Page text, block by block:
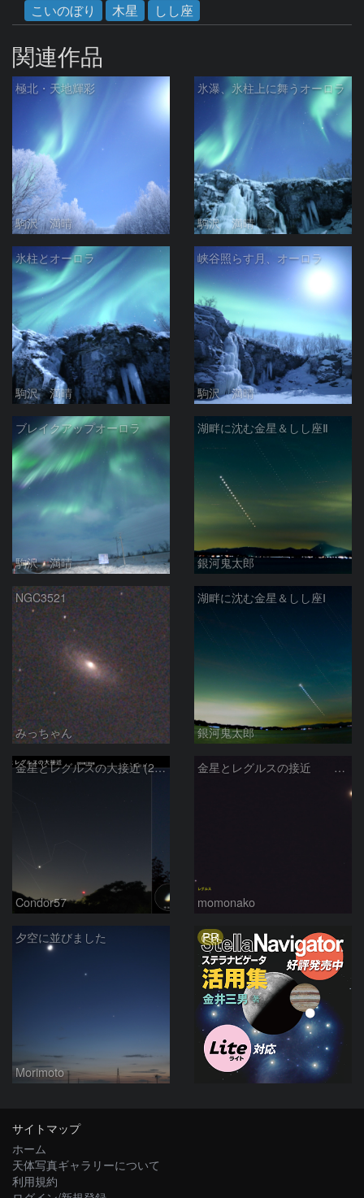
こいのぼり
木星 しし座
関連作品
極北・天地輝彩
駒沢 満晴
氷瀑、氷柱上に舞うオーロラ
駒沢 満晴
氷柱とオーロラ
駒沢 満晴
峡谷照らす月、オーロラ
駒沢 満晴
ブレイクアップオーロラ
駒沢 満晴
湖畔に沈む金星＆しし座Ⅱ
銀河鬼太郎
NGC3521
みっちゃん
湖畔に沈む金星＆しし座Ⅰ
銀河鬼太郎
金星とレグルスの大接近 (2026/07/09)
Condor57
金星とレグルスの接近 260709
momonako
夕空に並びました
Morimoto
PR
サイトマップ
ホーム
天体写真ギャラリーについて
利用規約